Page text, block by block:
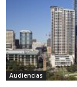
Audiencias